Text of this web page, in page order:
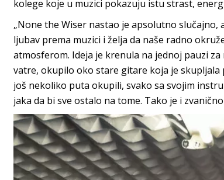
kolege koje u muzici pokazuju istu strast,
„None the Wiser nastao je apsolutno slučajno,
ljubav prema muzici i želja da naše radno
atmosferom. Ideja je krenula na jednoj pauzi
vatre, okupilo oko stare gitare koja je
još nekoliko puta okupili, svako sa svojim
jaka da bi sve ostalo na tome. Tako je i